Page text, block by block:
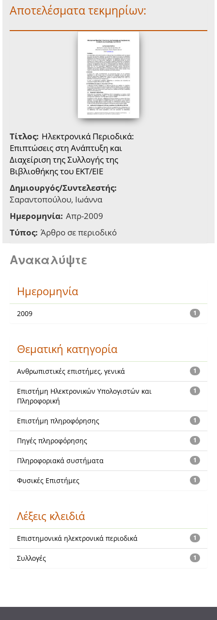
Αποτελέσματα τεκμηρίων:
Τίτλος: Ηλεκτρονικά Περιοδικά:
Επιπτώσεις στη Ανάπτυξη και
Διαχείριση της Συλλογής της
Βιβλιοθήκης του ΕΚΤ/ΕΙΕ
Δημιουργός/Συντελεστής:
Σαραντοπούλου, Ιωάννα
Ημερομηνία: Απρ-2009
Τύπος: Άρθρο σε περιοδικό
Ανακαλύψτε
Ημερομηνία
1
2009
Θεματική κατηγορία
1
Ανθρωπιστικές επιστήμες, γενικά
1
Επιστήμη Ηλεκτρονικών Υπολογιστών και
Πληροφορική
1
Επιστήμη πληροφόρησης
1
Πηγές πληροφόρησης
1
Πληροφοριακά συστήματα
1
Φυσικές Επιστήμες
Λέξεις κλειδιά
1
Επιστημονικά ηλεκτρονικά περιοδικά
1
Συλλογές